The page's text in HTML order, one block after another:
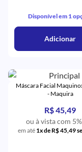
Disponível em 1
Adicionar
Máscara Facial
- Maquira
R$ 45,49
ou à vista com
em até 1x de R$ 45,49